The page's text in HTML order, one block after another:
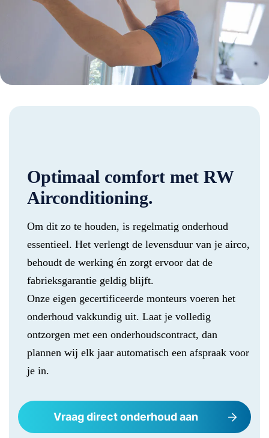
Optimaal comfort met RW
Airconditioning.
Om dit zo te houden, is regelmatig onderhoud
essentieel. Het verlengt de levensduur van je airco,
behoudt de werking én zorgt ervoor dat de
fabrieksgarantie geldig blijft.
Onze eigen gecertificeerde monteurs voeren het
onderhoud vakkundig uit. Laat je volledig
ontzorgen met een onderhoudscontract, dan
plannen wij elk jaar automatisch een afspraak voor
je in.
Vraag direct onderhoud aan